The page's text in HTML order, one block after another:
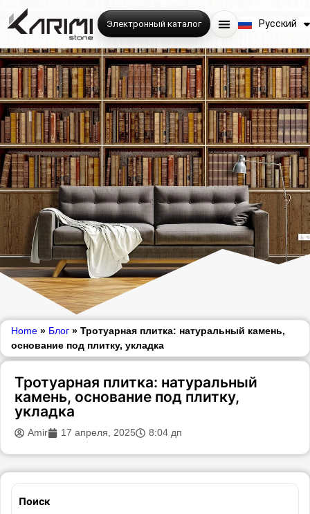
Русский
فارسی
Электронный каталог
Home » Блог » Тротуарная плитка: натуральный камень,
основание под плитку, укладка
Тротуарная плитка: натуральный
камень, основание под плитку,
укладка
Amir 17 апреля, 2025 8:04 дп
Поиск